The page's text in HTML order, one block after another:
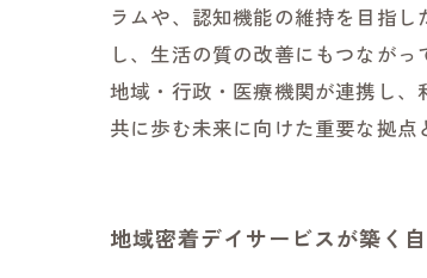
ラムや、認知機能の維持を目指
し、生活の質の改善にもつなが
地域・行政・医療機関が連携し
共に歩む未来に向けた重要な拠点
地域密着デイサービスが築く